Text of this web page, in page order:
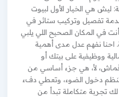
هي الخيار الأول لبيوت
تفصيل وتركيب ستائر في
في المكان الصحيح اللي يلبي
احنا نفهم عدل مدى أهمية
ووظيفية على بيتك أو
لأ، هي جزء أساسي من
دخول الضوء، وتعطي دفء
تجربة متكاملة تبدأ من